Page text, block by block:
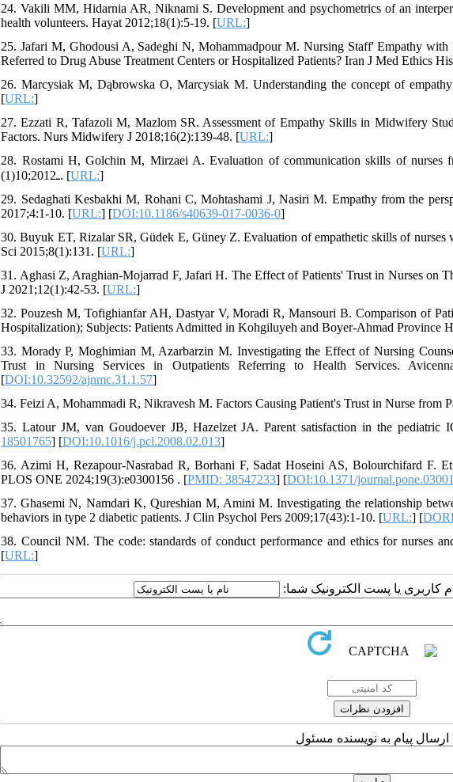
24. Vakili MM, Hidarnia AR, Niknami S. Development and psychometrics of an
health volunteers. Hayat 2012;18(1):5-19. [URL:]
25. Jafari M, Ghodousi A, Sadeghi N, Mohammadpour M. Nursing Staff' Empathy
Referred to Drug Abuse Treatment Centers or Hospitalized Patients? Iran J Med Ethics
26. Marcysiak M, Dąbrowska O, Marcysiak M. Understanding the concept of
[URL:]
27. Ezzati R, Tafazoli M, Mazlom SR. Assessment of Empathy Skills in Midwifery
Factors. Nurs Midwifery J 2018;16(2):139-48. [URL:]
28. Rostami H, Golchin M, Mirzaei A. Evaluation of communication skills of nurses
ـ2012;10(1). [URL:]
29. Sedaghati Kesbakhi M, Rohani C, Mohtashami J, Nasiri M. Empathy from the
2017;4:1-10. [URL:] [DOI:10.1186/s40639-017-0036-0]
30. Buyuk ET, Rizalar SR, Güdek E, Güney Z. Evaluation of empathetic skills of
Sci 2015;8(1):131. [URL:]
31. Aghasi Z, Araghian-Mojarrad F, Jafari H. The Effect of Patients' Trust in Nurses on
J 2021;12(1):42-53. [URL:]
32. Pouzesh M, Tofighianfar AH, Dastyar V, Moradi R, Mansouri B. Comparison of
Hospitalization); Subjects: Patients Admitted in Kohgiluyeh and Boyer-Ahmad Province
33. Morady P, Moghimian M, Azarbarzin M. Investigating the Effect of Nursing
Trust in Nursing Services in Outpatients Referring to Health Services.
[DOI:10.32592/ajnmc.31.1.57]
34. Feizi A, Mohammadi R, Nikravesh M. Factors Causing Patient's Trust in Nurse from
35. Latour JM, van Goudoever JB, Hazelzet JA. Parent satisfaction in the
18501765] [DOI:10.1016/j.pcl.2008.02.013]
36. Azimi H, Rezapour-Nasrabad R, Borhani F, Sadat Hoseini AS, Bolourchifard F.
PLOS ONE 2024;19(3):e0300156 . [PMID: 38547233] [DOI:10.1371/
37. Ghasemi N, Namdari K, Qureshian M, Amini M. Investigating the relationship
behaviors in type 2 diabetic patients. J Clin Psychol Pers 2009;17(43):1-10. [URL:] [
38. Council NM. The code: standards of conduct performance and ethics for nurses
[URL:]
کاربری یا پست الکترونیک شما:
ارسال پیام به نویسنده مسئول